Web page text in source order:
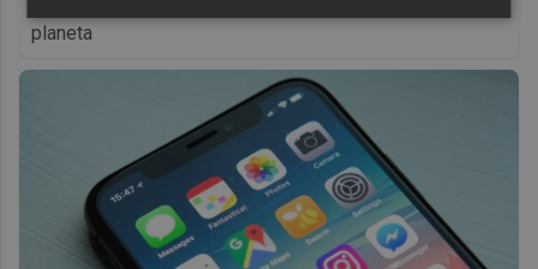
planeta